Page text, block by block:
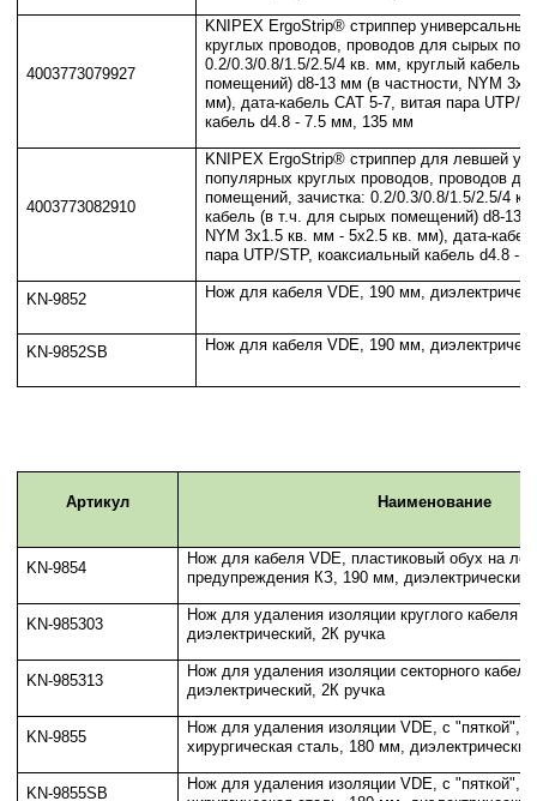
4003773079927
KNIPEX ErgoStrip® стриппер
круглых проводов, проводов для сырых
0.2/0.3/0.8/1.5/2.5/4 кв. мм, круглый кабель
помещений) d8-13 мм (в частности, NYM
мм), дата-кабель CAT 5-7, витая пара UTP/
кабель d4.8 - 7.5 мм, 135 мм
4003773082910
KNIPEX ErgoStrip® стриппер для левшей
популярных круглых проводов, проводов
помещений, зачистка: 0.2/0.3/0.8/1.5/2.5/4
кабель (в т.ч. для сырых помещений) d8-13
NYM 3х1.5 кв. мм - 5х2.5 кв. мм), дата-
пара UTP/STP, коаксиальный кабель d4.8 -
KN-9852 Нож для кабеля VDE, 190 мм,
KN-9852SB Нож для кабеля VDE, 190 мм,
Артикул Наименование
KN-9854
Нож для кабеля VDE, пластиковый обух на
предупреждения КЗ, 190 мм, диэлектрический,
KN-985303
Нож для удаления изоляции круглого кабеля
диэлектрический, 2К ручка
KN-985313
Нож для удаления изоляции секторного
диэлектрический, 2К ручка
KN-9855
Нож для удаления изоляции VDE, с "пяткой",
хирургическая сталь, 180 мм,
KN-9855SB
Нож для удаления изоляции VDE, с "пяткой",